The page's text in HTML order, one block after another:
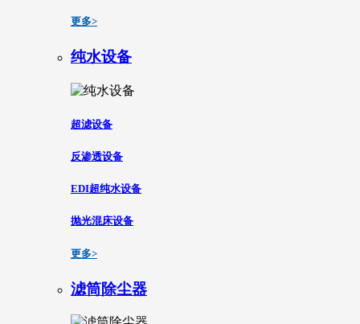
更多>
纯水设备
超滤设备
反渗透设备
EDI超纯水设备
抛光混床设备
更多>
滤筒除尘器